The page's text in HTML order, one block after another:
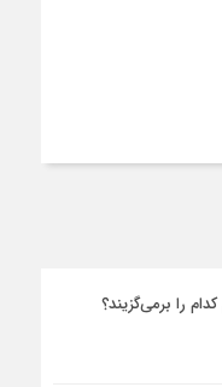
را برمی‌گزیند؟